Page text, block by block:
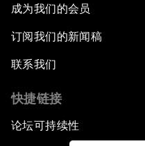
成为我们的会员
订阅我们的新闻稿
联系我们
快捷链接
论坛可持续性